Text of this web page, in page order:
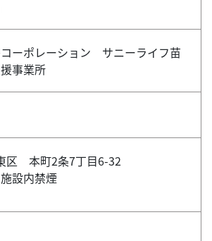
ーポレーション サニーライフ苗
事業所
区 本町2条7丁目6-32
設内禁煙